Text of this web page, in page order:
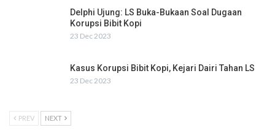
Delphi Ujung: LS Buka-Bukaan Soal Dugaan
Korupsi Bibit Kopi
23 Dec 2023
Kasus Korupsi Bibit Kopi, Kejari Dairi Tahan LS
23 Dec 2023
PREV NEXT